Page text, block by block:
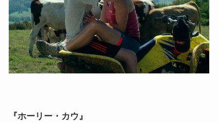
『ホーリー・カウ』